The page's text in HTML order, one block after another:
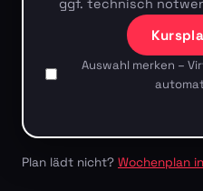
ggf. technisch
Auswahl merken –
Plan lädt nicht? Wochenplan